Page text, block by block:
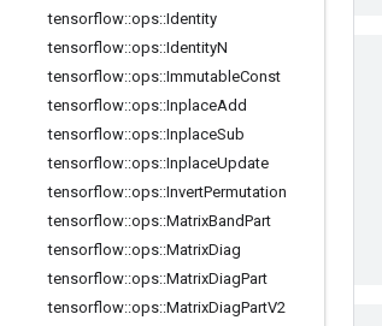
tensorflow::ops::Identity
tensorflow::ops::IdentityN
tensorflow::ops::ImmutableConst
tensorflow::ops::InplaceAdd
tensorflow::ops::InplaceSub
tensorflow::ops::InplaceUpdate
tensorflow::ops::InvertPermutation
tensorflow::ops::MatrixBandPart
tensorflow::ops::MatrixDiag
tensorflow::ops::MatrixDiagPart
tensorflow::ops::MatrixDiagPartV2